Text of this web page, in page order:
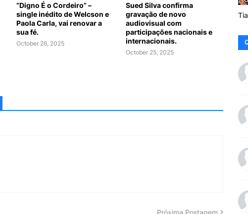
“Digno É o Cordeiro” –
single inédito de Welcson e
Paola Carla, vai renovar a
sua fé.
October 26, 2025
Sued Silva confirma
gravação de novo
audiovisual com
participações nacionais e
internacionais.
October 25, 2025
Próxima Postagem